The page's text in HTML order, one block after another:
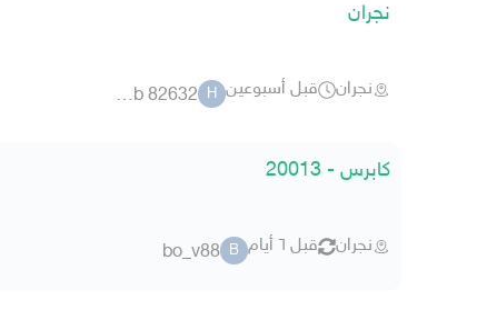
نجران
نجران قبل أسبوعين H
hmab 82632
كابرس - 20013
نجران قبل ٦ أيام B
bo_v88